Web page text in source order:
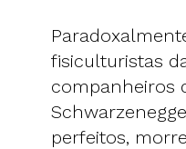
fisiculturistas
companheiros
perfeitos,